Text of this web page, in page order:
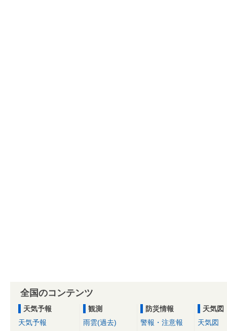
全国のコンテンツ
天気予報
天気予報
観測
雨雲(過去)
防災情報
警報・注意報
天気図
天気図